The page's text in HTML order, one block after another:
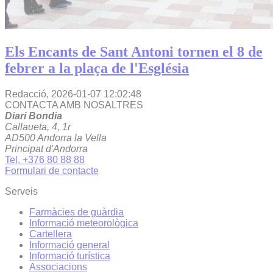
Els Encants de Sant Antoni tornen el 8 de
febrer a la plaça de l'Església
Redacció, 2026-01-07 12:02:48
CONTACTA AMB NOSALTRES
Diari Bondia
Callaueta, 4, 1r
AD500 Andorra la Vella
Principat d'Andorra
Tel. +376 80 88 88
Formulari de contacte
Serveis
Farmàcies de guàrdia
Informació meteorològica
Cartellera
Informació general
Informació turística
Associacions